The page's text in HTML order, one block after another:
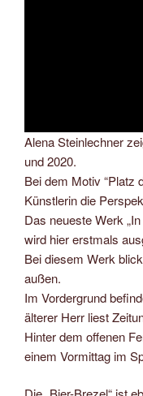
Alena Steinlechner
und 2020.
Bei dem Motiv “Platz
Künstlerin die
Das neueste Werk
wird hier erstmals
Bei diesem Werk
außen.
Im Vordergrund
älterer Herr liest
Hinter dem offenen
einem Vormittag im